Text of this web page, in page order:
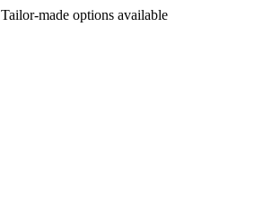
Tailor-made options available